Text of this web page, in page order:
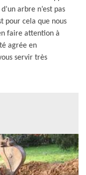
arbre n’est pas
pour cela que nous
faire attention à
agrée en
servir très